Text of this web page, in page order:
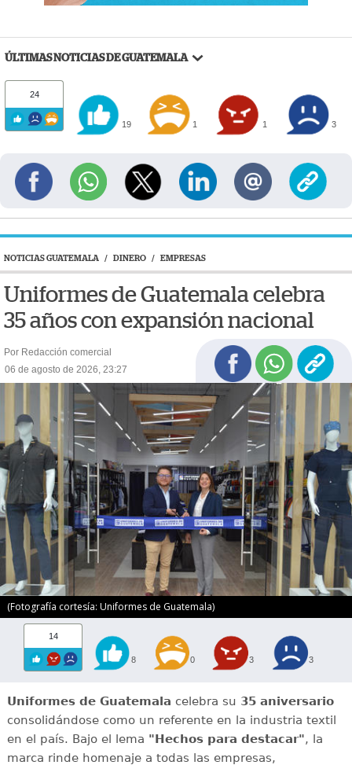
ÚLTIMAS NOTICIAS DE GUATEMALA
24
19 1 1 3
NOTICIAS GUATEMALA / DINERO / EMPRESAS
Uniformes de Guatemala celebra
35 años con expansión nacional
Por Redacción comercial
06 de agosto de 2026, 23:27
(Fotografía cortesía: Uniformes de Guatemala)
14
8 0 3 3
Uniformes de Guatemala celebra su 35 aniversario
consolidándose como un referente en la industria textil
en el país. Bajo el lema "Hechos para destacar", la
marca rinde homenaje a todas las empresas,